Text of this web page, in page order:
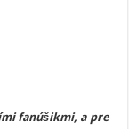
fanúšikmi, a pre